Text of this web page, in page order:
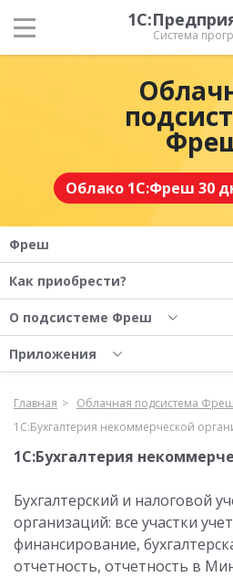
Система
Облако 1С:Фреш 30
Фреш
Как приобрести?
О подсистеме Фреш
Приложения
Главная Облачная подсистема Фреш
1С:Бухгалтерия некоммерческой
1С:Бухгалтерия
Бухгалтерский и налоговой
организаций: все участки
финансирование,
отчетность, отчетность в